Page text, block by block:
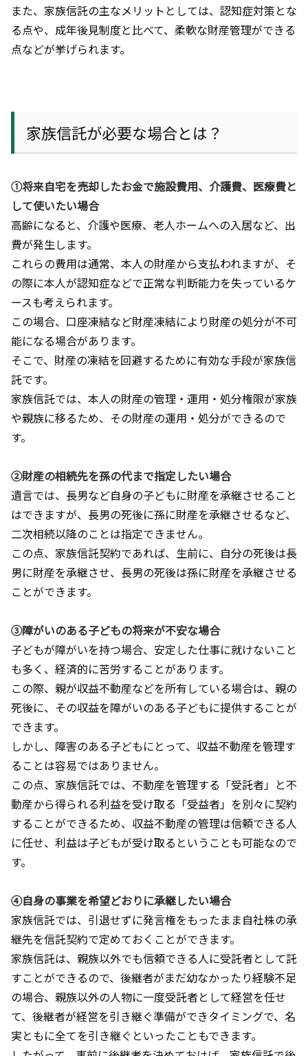
また、家族信託の主なメリットとしては、認知症対策とな
る点や、成年後見制度と比べて、柔軟な財産管理ができる
点などが挙げられます。
家族信託が必要な場合とは？
➀将来自宅を売却したお金で施設費用、介護費、医療費と
して使いたい場合
高齢になると、介護や医療、老人ホームへの入居など、出
費が発生します。
これらの費用は通常、本人の財産から支払われますが、そ
の際に本人が認知症などで正常な判断能力を失っているケ
ースも考えられます。
この場合、口座凍結など財産凍結により財産の処分が不可
能になる場合があります。
そこで、財産の凍結を回避するために有効な手段が家族信
託です。
家族信託では、本人の財産の管理・運用・処分権限が家族
や親族に移るため、その財産の運用・処分ができるので
す。
②財産の相続先を孫の代まで指定したい場合
遺言では、長男など自身の子どもに財産を承継させること
はできますが、長男の死後に孫に財産を承継させるなど、
二次相続以降のことは指定できません。
この点、家族信託契約であれば、生前に、自分の死後は長
男に財産を承継させ、長男の死後は孫に財産を承継させる
ことができます。
③障がいのある子どもの将来が不安な場合
子どもが障がいを持つ場合、安定した仕事に就けないこと
も多く、経済的に苦労することがあります。
この際、親が収益不動産などを所有している場合は、親の
死後に、その収益を障がいのある子どもに提供することが
できます。
しかし、障害のある子どもにとって、収益不動産を管理す
ることは容易ではありません。
この点、家族信託では、不動産を管理する「受託者」と不
動産から得られる利益を受け取る「受益者」を別々に契約
することができるため、収益不動産の管理は信頼できる人
に任せ、利益は子どもが受け取るということも可能なので
す。
④自身の事業を希望どおりに承継したい場合
家族信託では、引退せずに発言権をもったまま自社株の承
継先を信託契約で定めておくことができます。
家族信託は、親族以外でも信頼できる人に受託者として託
すことができるので、後継者がまだ幼なかったり経験不足
の場合、親族以外の人物に一度受託者として経営を任せ
て、後継者が経営を引き継ぐ準備ができタイミングで、名
実ともに全てを引き継ぐといったこともできます。